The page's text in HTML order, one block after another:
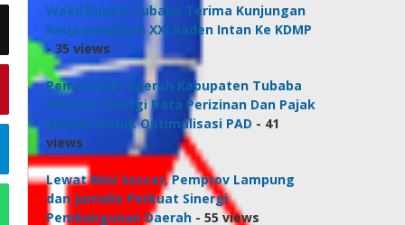
Wakil Bupati Tubaba Terima Kunjungan
Kerja pangdam XXI Raden Intan Ke KDMP
- 35 views
Pemerintah Daerah Kabupaten Tubaba
Perkuat Sinergi Data Perizinan Dan Pajak
Daerah Untuk Optimalisasi PAD - 41
views
Lewat Mini Soccer, Pemprov Lampung
dan Jurnalis Perkuat Sinergi
Pembangunan Daerah - 55 views